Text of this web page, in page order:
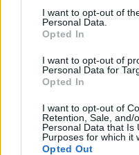
services and may gather
not limited to your visit or
grant or deny consent to
consent section.
I want to opt-out of
Personal Data.
Opted In
I want to opt-out of
Personal Data for
Opted In
I want to opt-out of
Retention, Sale, and/
Personal Data that Is
Purposes for which it
Opted Out